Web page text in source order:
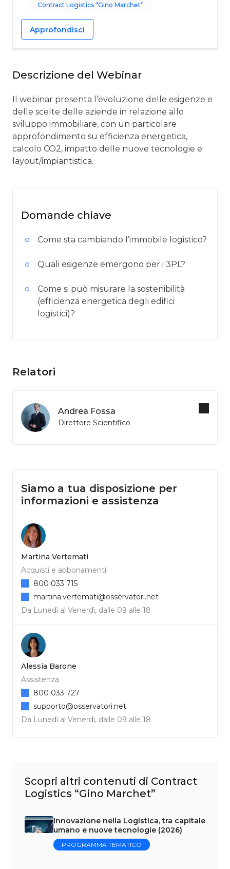
Contract Logistics “Gino Marchet”
Approfondisci
Descrizione del Webinar
Il webinar presenta l’evoluzione delle esigenze e
delle scelte delle aziende in relazione allo
sviluppo immobiliare, con un particolare
approfondimento su efficienza energetica,
calcolo CO2, impatto delle nuove tecnologie e
layout/impiantistica.
Domande chiave
Come sta cambiando l’immobile logistico?
Quali esigenze emergono per i 3PL?
Come si può misurare la sostenibilità
(efficienza energetica degli edifici
logistici)?
Relatori
Andrea Fossa
Direttore Scientifico
Siamo a tua disposizione per
informazioni e assistenza
Martina Vertemati
Acquisti e abbonamenti
Da Lunedì al Venerdì, dalle 09 alle 18
800 033 715
martina.vertemati@osservatori.net
Alessia Barone
Assistenza
Da Lunedì al Venerdì, dalle 09 alle 18
800 033 727
supporto@osservatori.net
Scopri altri contenuti di Contract
Logistics “Gino Marchet”
Innovazione nella Logistica, tra capitale
umano e nuove tecnologie (2026)
PROGRAMMA TEMATICO